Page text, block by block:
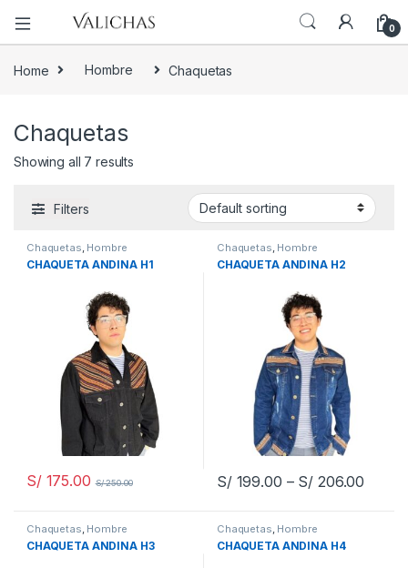
0
Home Hombre Chaquetas
Chaquetas
Showing all 7 results
Filters
Chaquetas, Hombre
CHAQUETA ANDINA H1
S/175.00 S/250.00
Chaquetas, Hombre
CHAQUETA ANDINA H2
S/199.00 – S/ 206.00
Chaquetas, Hombre
CHAQUETA ANDINA H3
Chaquetas, Hombre
CHAQUETA ANDINA H4